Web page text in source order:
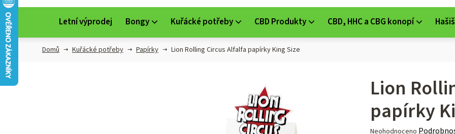
Letní výprodej Bongy Kuřácké potřeby CBD Produkty CBD, HHC a CBG konopí Hašiš
Domů Kuřácké potřeby Papírky Lion Rolling Circus Alfalfa papírky King Size
Lion
papírky
Průměrné
Neohodnoceno